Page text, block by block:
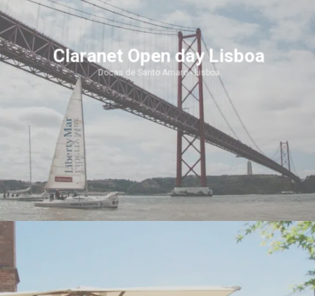
Claranet Open day Lisboa
Docas de Santo Amaro - Lisboa